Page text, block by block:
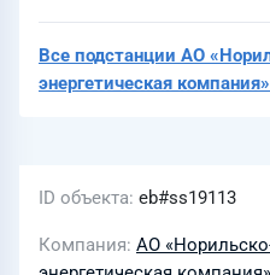
Все подстанции АО
энергетическая компания»
ID объекта eb#ss19113
Компания АО